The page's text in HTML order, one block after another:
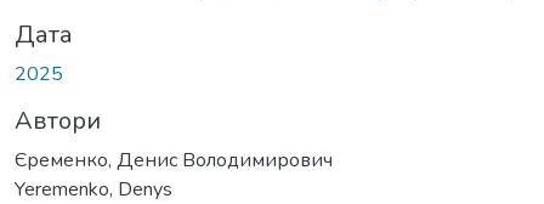
Дата
2025
Автори
Єременко, Денис Володимирович
Yeremenko, Denys